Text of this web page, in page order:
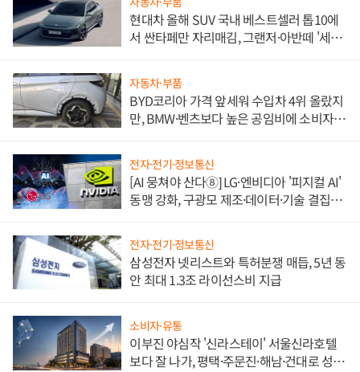
현대차 올해 SUV 국내 베스트셀러 톱10에
서 싼타페만 자리매김, 그랜저·아반떼 '세단
자동차·부품
BYD코리아 가격 앞세워 수입차 4위 올랐지
만, BMW·벤츠보다 높은 공임비에 소비자
전자·전기·정보통신
[AI 뭉쳐야 산다⑧] LG·엔비디아 '피지컬 AI'
동맹 강화, 구광모 제조·데이터·기술 결집
전자·전기·정보통신
삼성전자 넷리스트와 특허분쟁 매듭, 5년 동
안 최대 1.3조 라이선스비 지급
소비자·유통
이부진 야심작 '신라스테이' 서울신라호텔
보다 잘 나가, 평택·주문진·해남·건대로 성